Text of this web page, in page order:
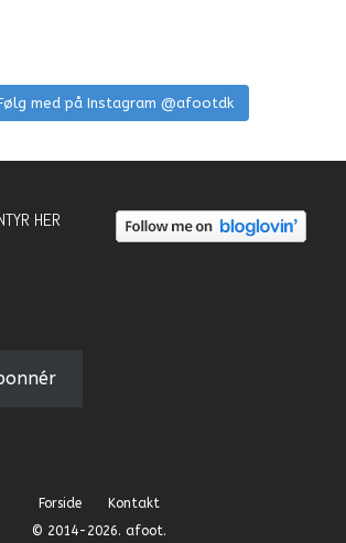
med på Instagram @afootdk
HER
Forside
Kontakt
© 2014-2026. afoot.